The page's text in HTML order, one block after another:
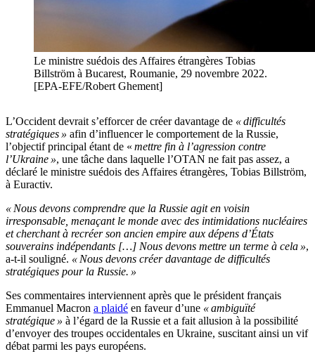
Le ministre suédois des Affaires étrangères Tobias
Billström à Bucarest, Roumanie, 29 novembre 2022.
[EPA-EFE/Robert Ghement]
L’Occident devrait s’efforcer de créer davantage de « difficultés
stratégiques » afin d’influencer le comportement de la Russie,
l’objectif principal étant de « mettre fin à l’agression contre
l’Ukraine », une tâche dans laquelle l’OTAN ne fait pas assez, a
déclaré le ministre suédois des Affaires étrangères, Tobias Billström,
à Euractiv.
« Nous devons comprendre que la Russie agit en voisin
irresponsable, menaçant le monde avec des intimidations nucléaires
et cherchant à recréer son ancien empire aux dépens d’États
souverains indépendants […] Nous devons mettre un terme à cela »,
a-t-il souligné. « Nous devons créer davantage de difficultés
stratégiques pour la Russie. »
Ses commentaires interviennent après que le président français
Emmanuel Macron a plaidé en faveur d’une « ambiguïté
stratégique » à l’égard de la Russie et a fait allusion à la possibilité
d’envoyer des troupes occidentales en Ukraine, suscitant ainsi un vif
débat parmi les pays européens.